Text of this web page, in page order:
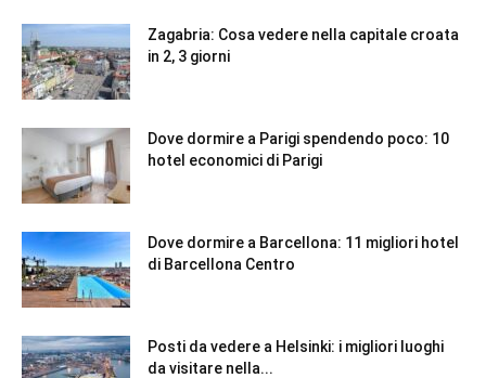
Zagabria: Cosa vedere nella capitale croata
in 2, 3 giorni
Dove dormire a Parigi spendendo poco: 10
hotel economici di Parigi
Dove dormire a Barcellona: 11 migliori hotel
di Barcellona Centro
Posti da vedere a Helsinki: i migliori luoghi
da visitare nella...